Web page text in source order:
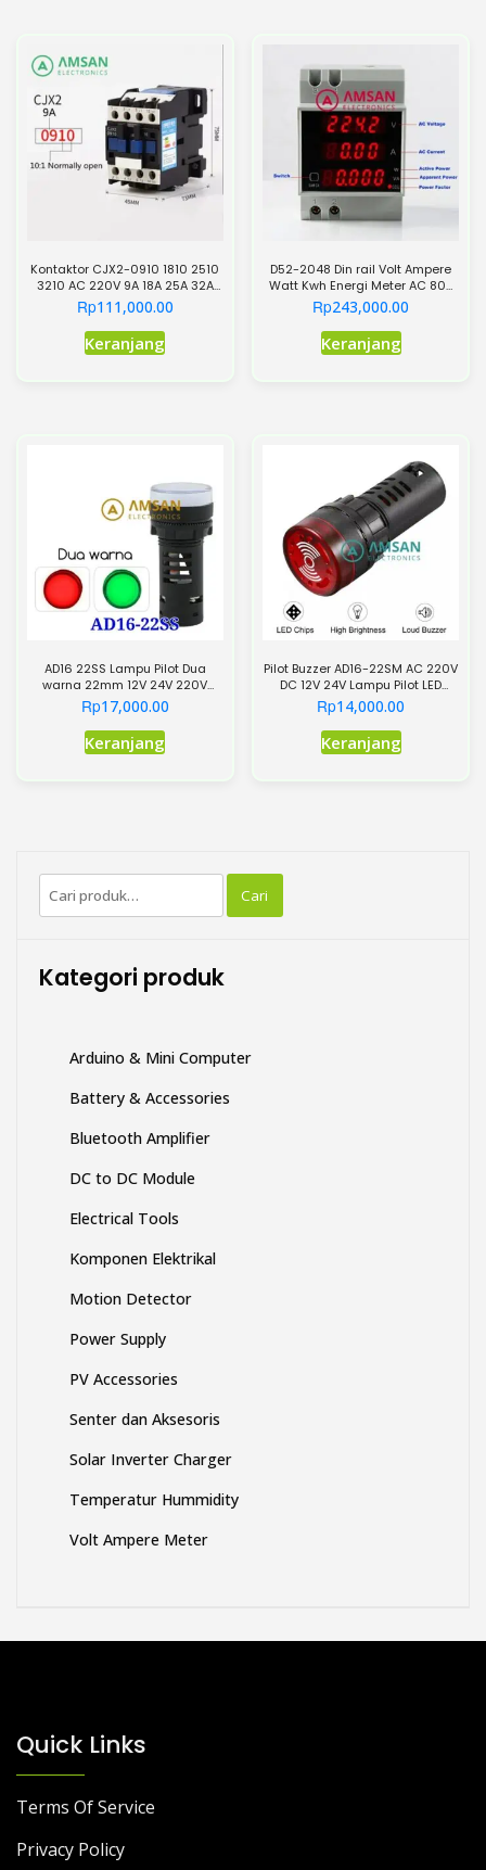
Kontaktor CJX2-0910 1810 2510
3210 AC 220V 9A 18A 25A 32A
3P+NO 220VAC 3Phase 3P 3
Pole
Rp111,000.00
KeranjangProduk
ini
dapat
diambil
di
halaman
produk
D52-2048 Din rail Volt Ampere
Watt Kwh Energi Meter AC 80-
300V 0-100A
Rp243,000.00
Keranjang
AD16 22SS Lampu Pilot Dua
warna 22mm 12V 24V 220V
sinyal Indikator LED – AC 220V
Rp17,000.00
Keranjang
Pilot Buzzer AD16-22SM AC 220V
DC 12V 24V Lampu Pilot LED
22mm
Rp14,000.00
KeranjangProduk
Pencarian
untuk:
Cari
Kategori produk
Arduino & Mini Computer
Battery & Accessories
Bluetooth Amplifier
DC to DC Module
Electrical Tools
Komponen Elektrikal
Motion Detector
Power Supply
PV Accessories
Senter dan Aksesoris
Solar Inverter Charger
Temperatur Hummidity
Volt Ampere Meter
Quick Links
Terms Of Service
Privacy Policy